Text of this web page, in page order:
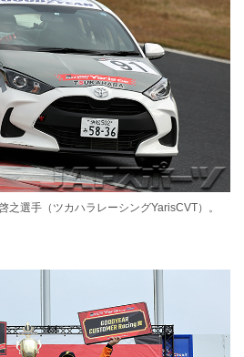
之選手（ツカハラレーシングYarisCVT）。